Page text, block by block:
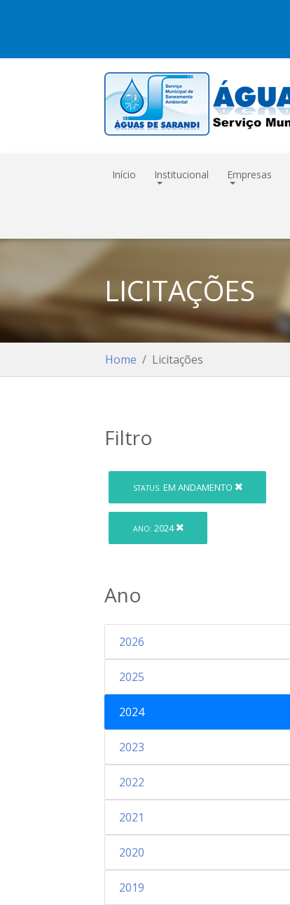
Início Institucional Empresas
LICITAÇÕES
Home Licitações
Filtro
STATUS: EM ANDAMENTO
ANO: 2024
Ano
2026
2025
2024
2023
2022
2021
2020
2019